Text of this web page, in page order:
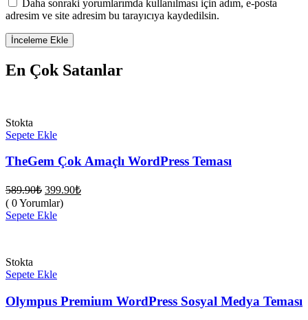
Daha sonraki yorumlarımda kullanılması için adım, e-posta
adresim ve site adresim bu tarayıcıya kaydedilsin.
En Çok Satanlar
Stokta
Sepete Ekle
TheGem Çok Amaçlı WordPress Teması
589.90₺ Orijinal
fiyat:
589.90₺.
399.90₺Şu
( 0 Yorumlar)
Sepete Ekle
Stokta
Sepete Ekle
Olympus Premium WordPress Sosyal Medya Teması